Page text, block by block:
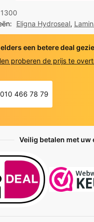
1300
Eligna Hydroseal,
elders een betere deal
proberen de prijs te
010 466 78 79
Veilig betalen met uw